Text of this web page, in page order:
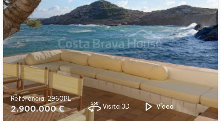
Referencia: 2960PL
2.900.000 € Visita 3D Vídeo